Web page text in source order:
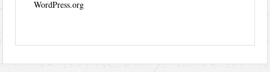
WordPress.org